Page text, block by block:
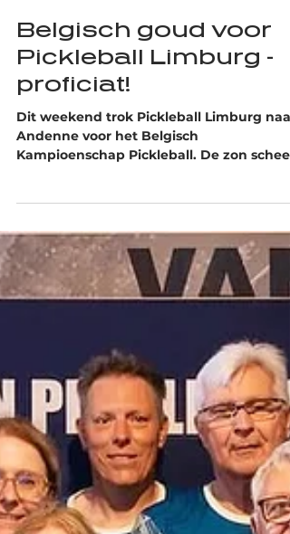
Belgisch goud voor
Pickleball Limburg -
proficiat!
Dit weekend trok Pickleball Limburg naar
Andenne voor het Belgisch
Kampioenschap Pickleball. De zon scheen
fel en de temperaturen stegen hoog… het
was er echt heet, maar dat hield ons niet
tegen om alles te geven op het veld. De
sfeer zat er helemaal in: sportiviteit, fun
een geweldige community samen op één
plek. En dan dit hoogtepunt: GOUD! Ellen
en Hilde pakten Goud in de 3.5-reeks! Een
schitterende prestatie waar we super